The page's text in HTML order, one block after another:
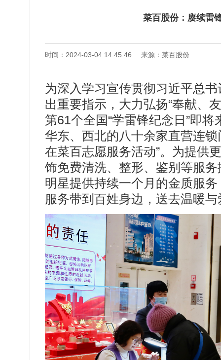
菜百股份：赓续雷
时间：2024-03-04 14:45:46 来源：菜百股份
为深入学习宣传贯彻习近平总
出重要指示，大力弘扬“奉献、
第61个全国“学雷锋纪念日”即
华东、西北的八十余家直营连
在菜百志愿服务活动”。为提供
饰免费清洗、整形、鉴别等服
明星提供持续一个月的金质服
服务带到百姓身边，送去温暖与